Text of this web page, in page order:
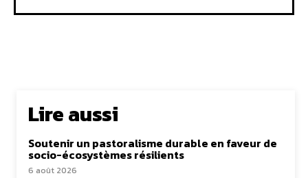
Lire aussi
Soutenir un pastoralisme durable en faveur de
socio-écosystèmes résilients
6 août 2026